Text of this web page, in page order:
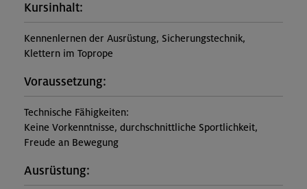
Kursinhalt:
Kennenlernen der Ausrüstung, Sicherungstechnik,
Klettern im Toprope
Voraussetzung:
Technische Fähigkeiten:
Keine Vorkenntnisse, durchschnittliche Sportlichkeit,
Freude an Bewegung
Ausrüstung: